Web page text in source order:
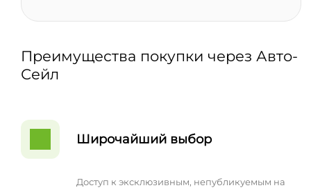
Преимущества покупки через Авто-
Сейл
Широчайший выбор
Доступ к эксклюзивным, непубликуемым на